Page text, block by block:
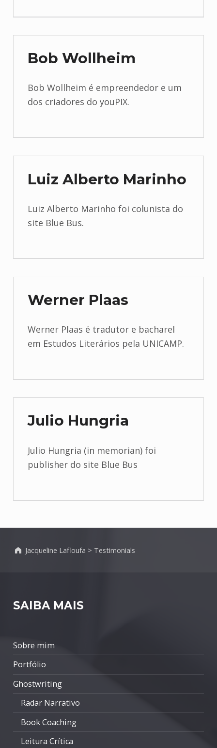
Bob Wollheim
Bob Wollheim é empreendedor e um
dos criadores do youPIX.
Luiz Alberto Marinho
Luiz Alberto Marinho foi colunista do
site Blue Bus.
Werner Plaas
Werner Plaas é tradutor e bacharel
em Estudos Literários pela UNICAMP.
Julio Hungria
Julio Hungria (in memorian) foi
publisher do site Blue Bus
Jacqueline Lafloufa > Testimonials
SAIBA MAIS
Sobre mim
Portfólio
Ghostwriting
Radar Narrativo
Book Coaching
Leitura Crítica